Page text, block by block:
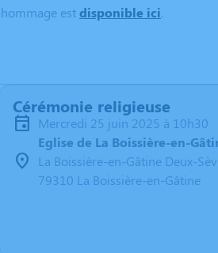
estdisponible ici.
Cérémonie religieuse
mercredi 25 juin 2025 à 10h30
Eglise de La Boissière-en-
La Boissière-en-Gâtine Deux-
79310 La Boissière-en-Gâtine